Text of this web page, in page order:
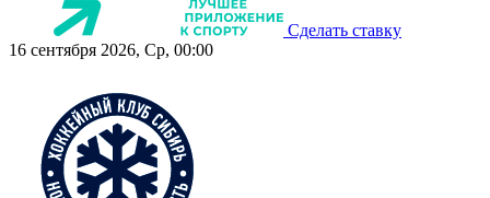
Сделать ставку
16 сентября 2026, Ср, 00:00